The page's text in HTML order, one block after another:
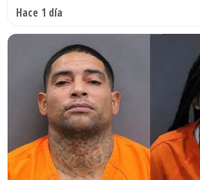
Hace 1 día